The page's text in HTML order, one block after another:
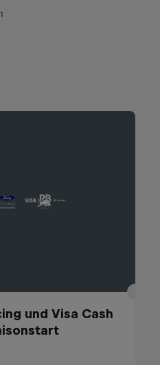
und Visa Cash